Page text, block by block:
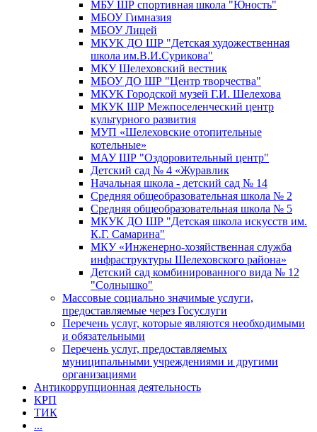
МБУ ШР спортивная школа "Юность"
МБОУ Гимназия
МБОУ Лицей
МКУК ДО ШР "Детская художественная
школа им.В.И.Сурикова"
МКУ Шелеховский вестник
МБОУ ДО ШР "Центр творчества"
МКУК Городской музей Г.И. Шелехова
МКУК ШР Межпоселенческий центр
культурного развития
МУП «Шелеховские отопительные
котельные»
МАУ ШР "Оздоровительный центр"
Детский сад № 4 «Журавлик
Начальная школа - детский сад № 14
Средняя общеобразовательная школа № 2
Средняя общеобразовательная школа № 5
МКУК ДО ШР "Детская школа искусств им.
К.Г. Самарина"
МКУ «Инженерно-хозяйственная служба
инфраструктуры Шелеховского района»
Детский сад комбинированного вида № 12
"Солнышко"
Массовые социально значимые услуги,
предоставляемые через Госуслуги
Перечень услуг, которые являются необходимыми
и обязательными
Перечень услуг, предоставляемых
муниципальными учреждениями и другими
организациями
Антикоррупционная деятельность
КРП
ТИК
...